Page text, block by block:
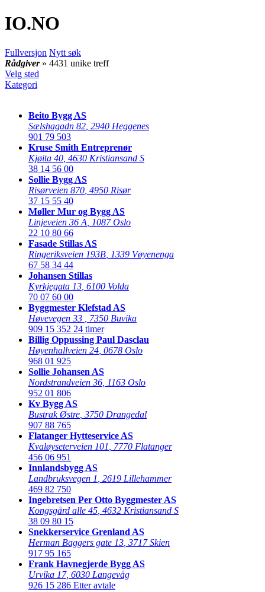
IO.NO
Fullversjon Nytt søk
Rådgiver » 4431 unike treff
Velg sted
Kategori
Beito Bygg AS
Sælshagadn 82 2940 Heggenes
901 79 503
Kruse Smith Entreprenør
Kjøita 40 4630 Kristiansand S
38 14 56 00
Sollie Bygg AS
Risørveien 870 4950 Risør
37 15 55 40
Møller Mur og Bygg AS
Linjeveien 36 A
1087 Oslo
22 10 80 66
Fasade Stillas AS
Ringeriksveien 193B 1339 Vøyenenga
67 58 34 44
Johansen Stillas
Kyrkjegata 13 6100 Volda
70 07 60 00
Byggmester Klefstad AS
Høvevegen 33
7350 Buvika
909 15 352 24 timer
Billig Oppussing Paul Dasclau
Høyenhallveien 24 0678 Oslo
968 01 925
Sollie Johansen AS
Nordstrandveien 36 1163 Oslo
952 01 806
Kv Bygg AS
Bustrak Østre 3750 Drangedal
907 88 765
Flatanger Hytteservice AS
Kvaløyseterveien 101
7770 Flatanger
456 06 951
Innlandsbygg AS
Landbruksvegen 1 2619 Lillehammer
469 82 750
Ingebretsen Per Otto Byggmester AS
Kongsgård alle 45 4632 Kristiansand S
38 09 80 15
Snekkerservice Grenland AS
Herman Baggers gate 13 3717 Skien
917 95 165
Frank Havnegjerde Bygg AS
Urvika 17, 6030 Langevåg
926 15 286 Etter avtale